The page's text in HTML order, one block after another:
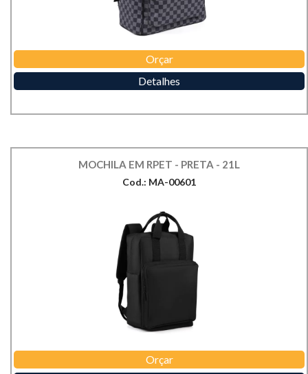
Orçar
Detalhes
MOCHILA EM RPET - PRETA - 21L
Cod.: MA-00601
Orçar